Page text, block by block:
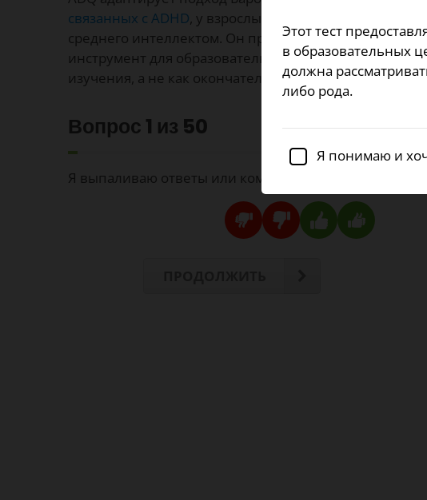
связанных с ADHD, у взрослых, особенно с средним
среднего интеллектом. Он предназначен как
инструмент для образовательных целей и
изучения, а не как окончательный диагностический
Вопрос 1 из 50
Я выпаливаю ответы или комментарии, не будучи
Этот тест
в образовательных
должна
либо рода.
Я понимаю и